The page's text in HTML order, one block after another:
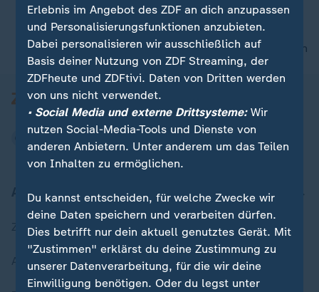
nach oben
Aktuell bei ZDFheute
Zuletzt veröffentlicht
Aktuelle Sendungs-Videos
Erlebnis im Angebot des ZDF an dich anzupassen
und Personalisierungsfunktionen anzubieten.
Dabei personalisieren wir ausschließlich auf
Basis deiner Nutzung von ZDF Streaming, der
ZDFheute und ZDFtivi. Daten von Dritten werden
von uns nicht verwendet.
• Social Media und externe Drittsysteme:Wir
nutzen Social-Media-Tools und Dienste von
anderen Anbietern. Unter anderem um das Teilen
von Inhalten zu ermöglichen.
Du kannst entscheiden, für welche Zwecke wir
deine Daten speichern und verarbeiten dürfen.
Dies betrifft nur dein aktuell genutztes Gerät. Mit
"Zustimmen" erklärst du deine Zustimmung zu
unserer Datenverarbeitung, für die wir deine
Einwilligung benötigen. Oder du legst unter